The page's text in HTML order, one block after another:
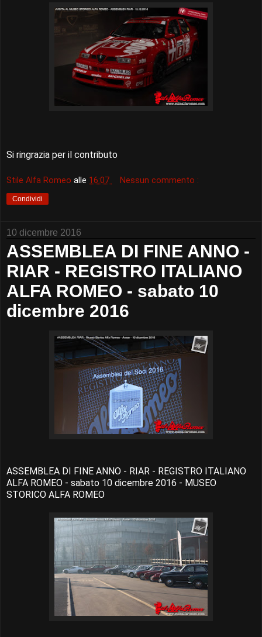
Si ringrazia per il contributo
Stile Alfa Romeo alle 16:07 Nessun commento :
Condividi
10 dicembre 2016
ASSEMBLEA DI FINE ANNO -
RIAR - REGISTRO ITALIANO
ALFA ROMEO - sabato 10
dicembre 2016
ASSEMBLEA DI FINE ANNO - RIAR - REGISTRO ITALIANO
ALFA ROMEO - sabato 10 dicembre 2016 - MUSEO
STORICO ALFA ROMEO